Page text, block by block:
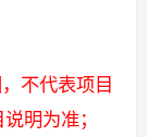
不代表项目
明为准；